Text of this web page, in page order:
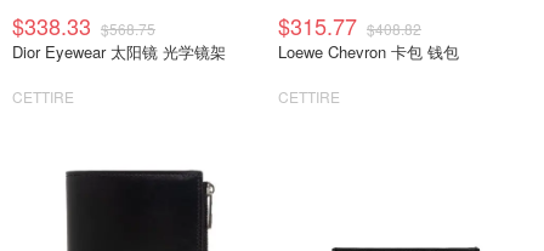
$338.33 $568.75
Dior Eyewear 太阳镜 光学镜架
CETTIRE
$315.77 $408.82
Loewe Chevron 卡包 钱包
CETTIRE